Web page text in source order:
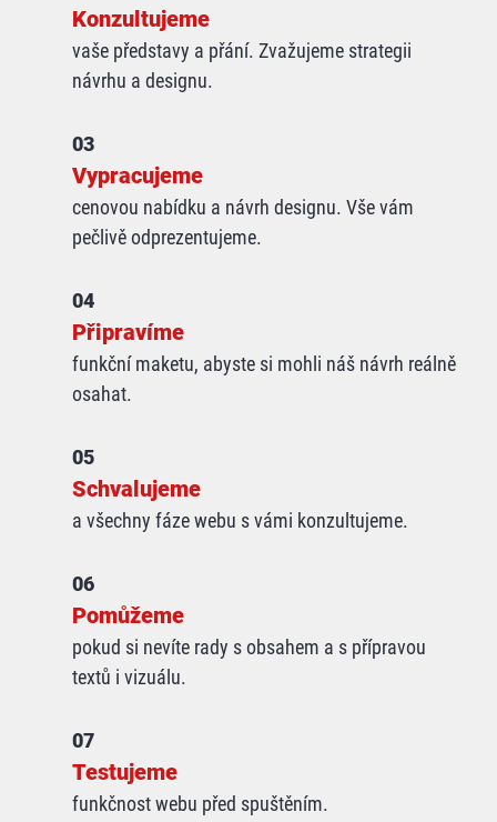
Konzultujeme
vaše představy a přání. Zvažujeme strategii
návrhu a designu.
03
Vypracujeme
cenovou nabídku a návrh designu. Vše vám
pečlivě odprezentujeme.
04
Připravíme
funkční maketu, abyste si mohli náš návrh reálně
osahat.
05
Schvalujeme
a všechny fáze webu s vámi konzultujeme.
06
Pomůžeme
pokud si nevíte rady s obsahem a s přípravou
textů i vizuálu.
07
Testujeme
funkčnost webu před spuštěním.